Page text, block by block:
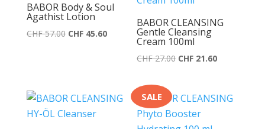
BABOR Body & Soul
Agathist Lotion
CHF57.00 Ursprünglicher
CHF45.60Aktueller
BABOR CLEANSING
Gentle Cleansing
Cream 100ml
CHF27.00 Ursprünglicher
CHF 27.00
CHF 21.60Aktueller
CHF 21.60.
SALE